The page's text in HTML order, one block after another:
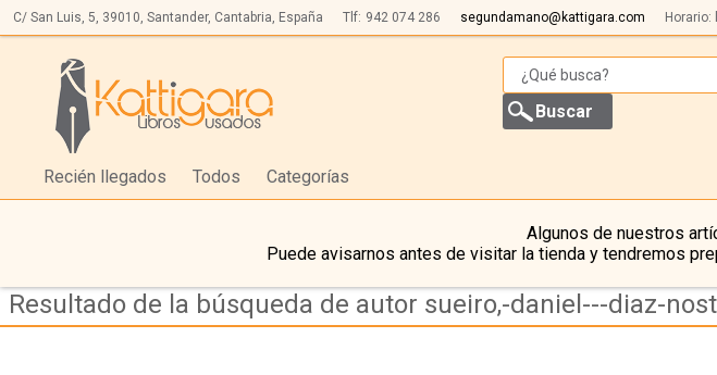
C/ San Luis, 5, 39010, Santander, Cantabria, España Tlf: 942 074 286 segundamano@kattigara.com Horario:
Recién llegados Todos Categorías
Algunos de nuestros
Puede avisarnos antes de visitar la tienda y tendremos